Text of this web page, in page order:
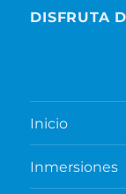
DISFRUTA
Inicio
Inmersiones